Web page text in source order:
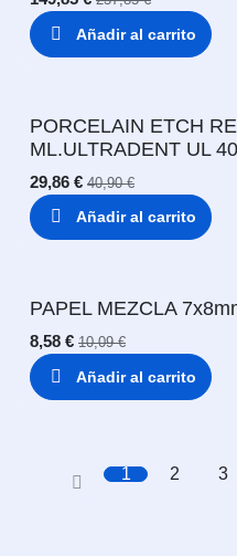
Añadir al carrito
PORCELAIN ETCH
ML.ULTRADENT UL
29,86 € 40,90€
Añadir al carrito
PAPEL MEZCLA
8,58 € 10,09€
Añadir al carrito
1 2 3